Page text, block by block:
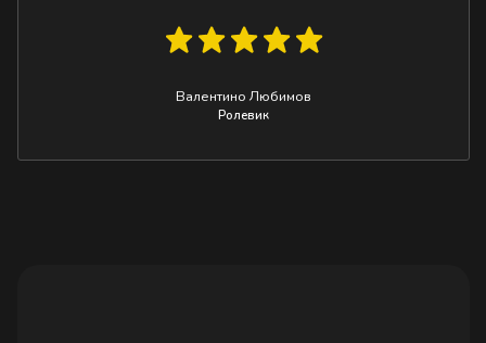
Валентино Любимов
Ролевик